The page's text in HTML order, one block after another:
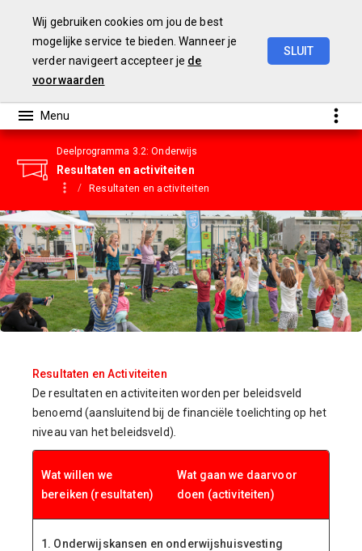
Wij gebruiken cookies om jou de best
mogelijke service te bieden. Wanneer je
verder navigeert accepteer je de
voorwaarden
SLUIT
Deelprogramma 3.2: Onderwijs
Resultaten en activiteiten
Resultaten en activiteiten
Resultaten en Activiteiten
De resultaten en activiteiten worden per beleidsveld
benoemd (aansluitend bij de financiële toelichting op het
niveau van het beleidsveld)
Wat willen we
bereiken (resultaten)
Wat gaan we daarvoor
doen (activiteiten)
1. Onderwijskansen en onderwijshuisvesting